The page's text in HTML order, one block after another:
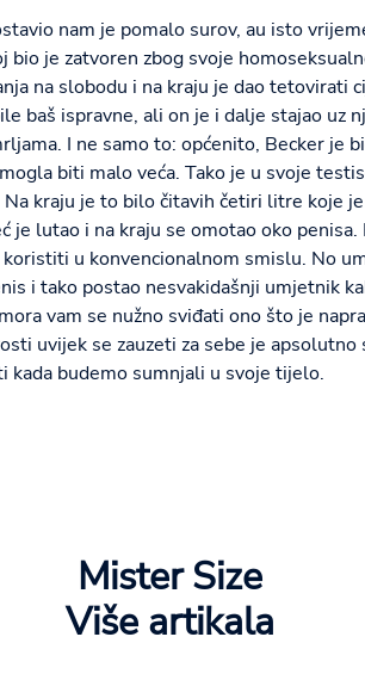
nam je pomalo surov, au isto
je zatvoren zbog svoje
na slobodu i na kraju je dao tetovirati
baš ispravne, ali on je i dalje stajao uz
I ne samo to: općenito, Becker je
biti malo veća. Tako je u svoje
kraju je to bilo čitavih četiri litre koje
je lutao i na kraju se omotao oko
u konvencionalnom smislu. No
i tako postao nesvakidašnji umjetnik
vam se nužno sviđati ono što je
uvijek se zauzeti za sebe je apsolutno
kada budemo sumnjali u svoje tijelo.
Mister Size
Više artikala